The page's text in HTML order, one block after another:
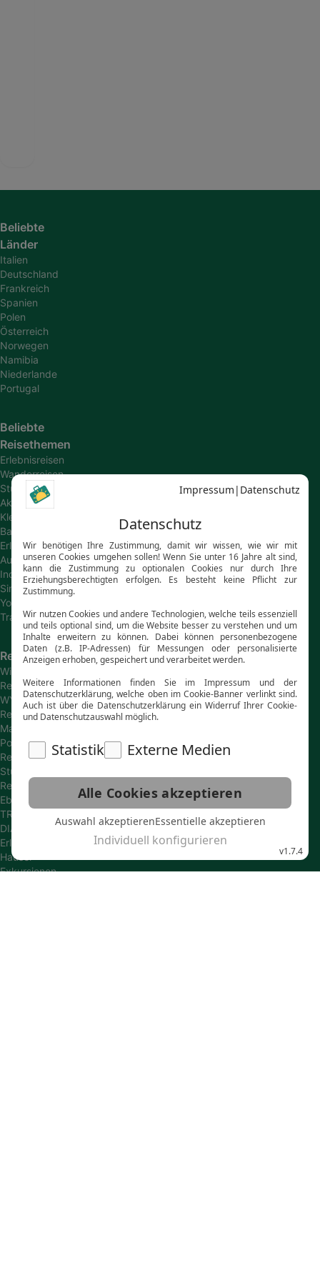
Beliebte
Länder
Italien
Deutschland
Frankreich
Spanien
Polen
Österreich
Norwegen
Namibia
Niederlande
Portugal
Beliebte
Reisethemen
Erlebnisreisen
Wanderreisen
Studienreisen
Aktivreisen
Kleingruppenreisen
Bahn-
Erlebnisreisen
Autoreisen
Individualreisen
Singlereisen
Young
Travel
Reiseanbieter
Wikinger
Reisen
WYLDAWAY
Reisen
Marco
Polo
Reisen
Studiosus
Reisen
Eberhardt
TRAVEL
DIAMIR
Erlebnisreisen
Hauser
Exkursionen